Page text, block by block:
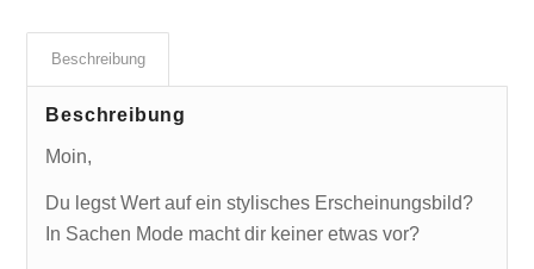
Beschreibung
Beschreibung
Moin,
Du legst Wert auf ein stylisches Erscheinungsbild?
In Sachen Mode macht dir keiner etwas vor?